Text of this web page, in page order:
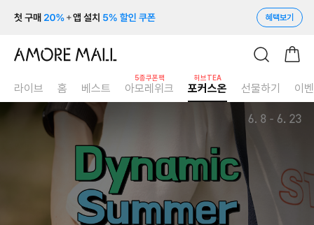
혜택보기
라이브 홈 베스트
5종쿠폰팩
아모레위크
허브TEA
포커스온 선물하기 이